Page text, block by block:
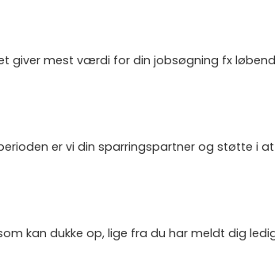
giver mest værdi for din jobsøgning fx
er vi din sparringspartner og støtte i
kan dukke op, lige fra du har meldt dig